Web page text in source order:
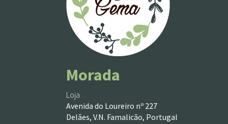
Morada
Loja
Avenida do Loureiro nº 227
Delães, V.N. Famalicão, Portugal